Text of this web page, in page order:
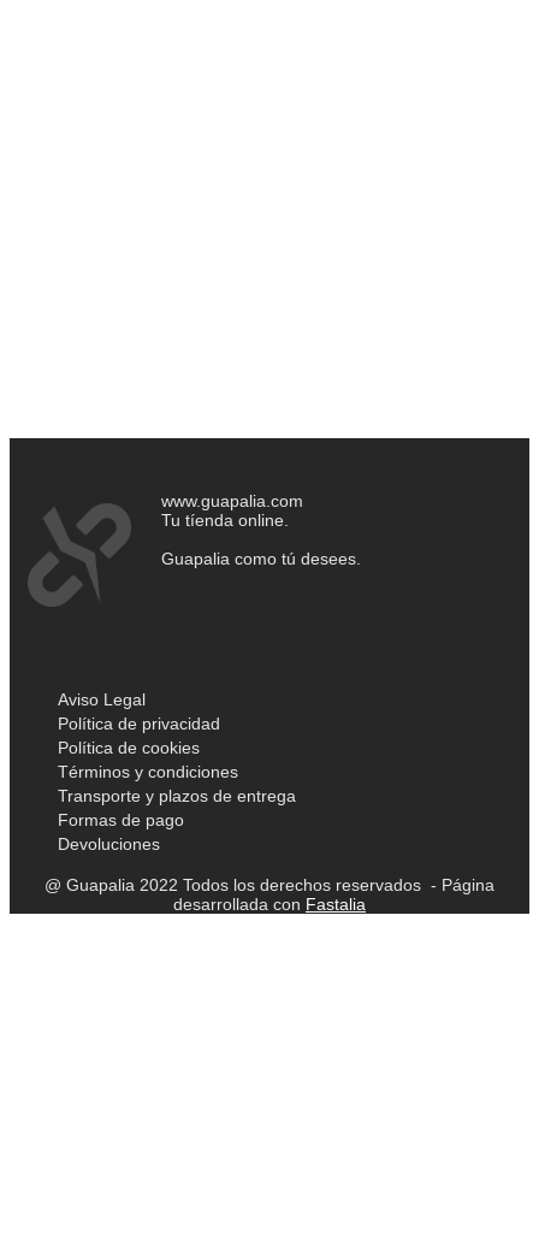
www.guapalia.com
Tu tíenda online.
Guapalia como tú desees.
Aviso Legal
Política de privacidad
Política de cookies
Términos y condiciones
Transporte y plazos de entrega
Formas de pago
Devoluciones
@ Guapalia 2022 Todos los derechos reservados - Página
desarrollada con Fastalia